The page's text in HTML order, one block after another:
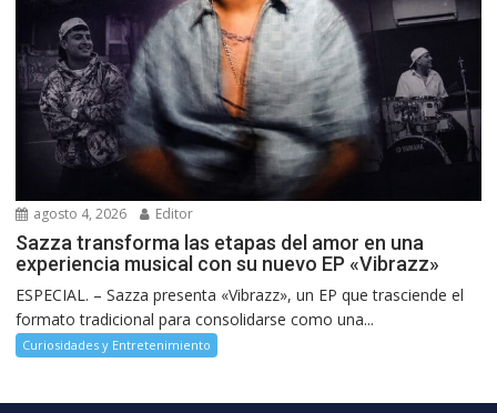
agosto 4, 2026 Editor
Sazza transforma las etapas del amor en una
experiencia musical con su nuevo EP «Vibrazz»
ESPECIAL. – Sazza presenta «Vibrazz», un EP que trasciende el
formato tradicional para consolidarse como una...
Curiosidades y Entretenimiento